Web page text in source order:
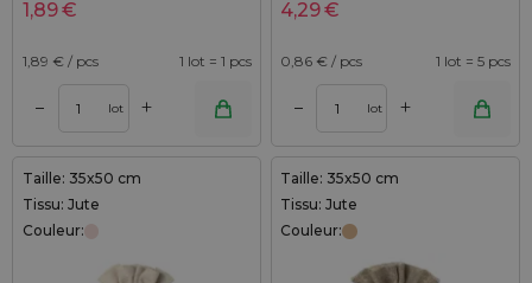
1,89€
1,89 € / pcs 1 lot = 1 pcs
– lot +
4,29€
0,86 € / pcs 1 lot = 5 pcs
– lot +
Taille: 35x50 cm
Tissu: Jute
Couleur:
Taille: 35x50 cm
Tissu: Jute
Couleur: